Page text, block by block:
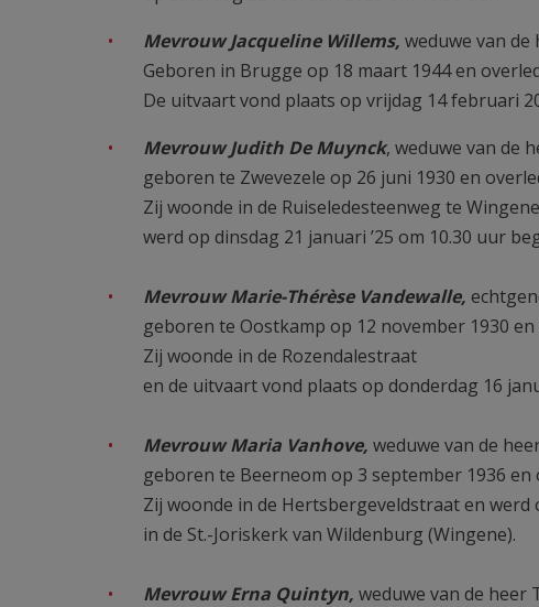
Mevrouw Jacqueline Willems, weduwe van de
Geboren in Brugge op 18 maart 1944 en
De uitvaart vond plaats op vrijdag 14 februari
Mevrouw Judith De Muynck, weduwe van de
geboren te Zwevezele op 26 juni 1930 en
Zij woonde in de Ruiseledesteenweg te
werd op dinsdag 21 januari ’25 om 10.30 uur
Mevrouw Marie-Thérèse Vandewalle,
geboren te Oostkamp op 12 november 1930
Zij woonde in de Rozendalestraat
en de uitvaart vond plaats op donderdag 16
Mevrouw Maria Vanhove, weduwe van de
geboren te Beerneom op 3 september 1936
Zij woonde in de Hertsbergeveldstraat en
in de St.-Joriskerk van Wildenburg (Wingene).
Mevrouw Erna Quintyn, weduwe van de heer